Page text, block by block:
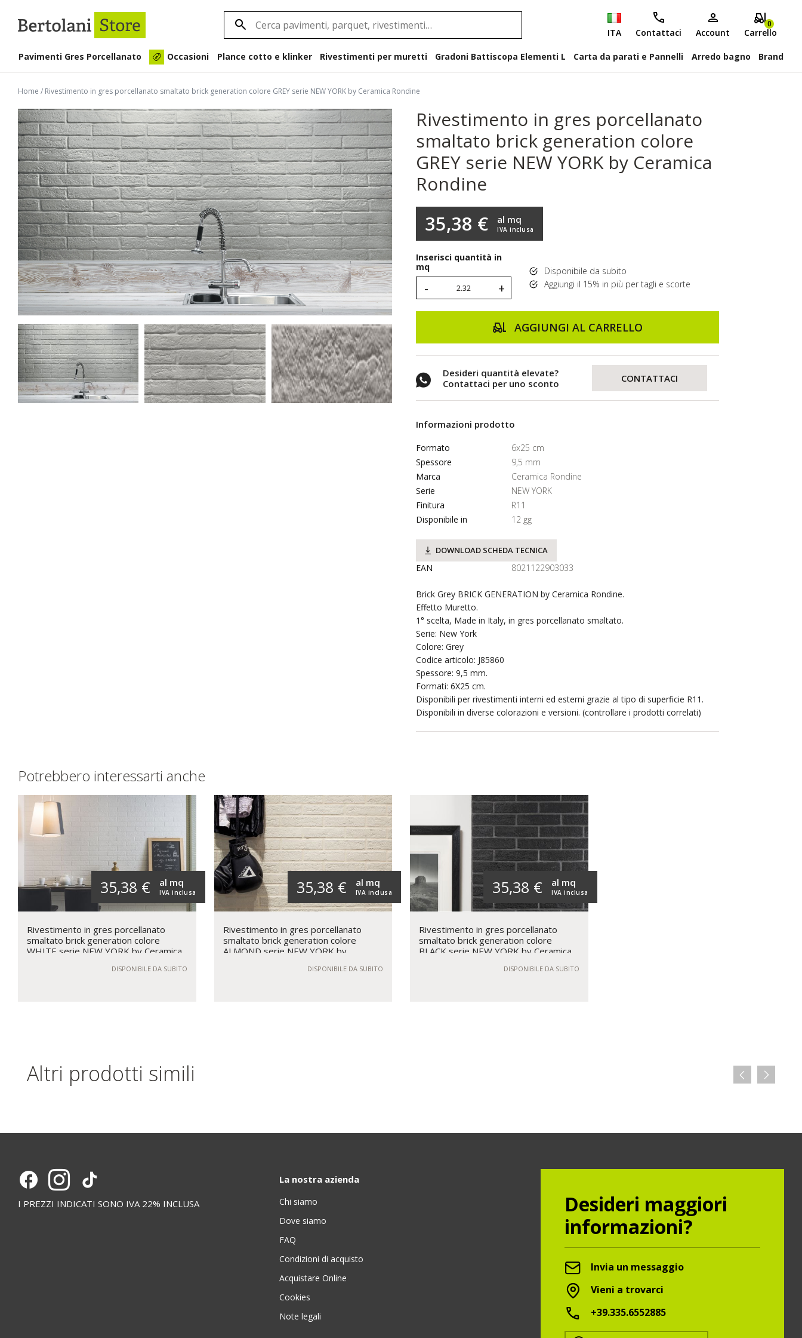
ITA Contattaci Account
0
Carrello
Pavimenti Gres Porcellanato Occasioni Plance cotto e klinker Rivestimenti per muretti Gradoni Battiscopa Elementi L Carta da parati e Pannelli Arredo bagno Brand
Home / Rivestimento in gres porcellanato smaltato brick generation colore GREY serie NEW YORK by Ceramica Rondine
Rivestimento in gres porcellanato
smaltato brick generation colore
GREY serie NEW YORK by Ceramica
Rondine
35,38 € IVA inclusa
al mq
Inserisci quantità in
mq
- +
Disponibile da subito
Aggiungi il 15% in più per tagli e scorte
AGGIUNGI AL CARRELLO
Desideri quantità elevate?
Contattaci per uno sconto
CONTATTACI
Informazioni prodotto
Formato
6x25 cm
Spessore
9,5 mm
Marca
Ceramica Rondine
Serie
NEW YORK
Finitura
R11
Disponibile in
12 gg
DOWNLOAD SCHEDA TECNICA
EAN 8021122903033
Brick Grey BRICK GENERATION by Ceramica Rondine.
Effetto Muretto.
1° scelta, Made in Italy, in gres porcellanato smaltato.
Serie: New York
Colore: Grey
Codice articolo: J85860
Spessore: 9,5 mm.
Formati: 6X25 cm.
Disponibili per rivestimenti interni ed esterni grazie al tipo di superficie R11.
Disponibili in diverse colorazioni e versioni. (controllare i prodotti correlati)
Potrebbero interessarti anche
35,38 € IVA inclusa
al mq
Rivestimento in gres porcellanato
smaltato brick generation colore
WHITE serie NEW YORK by Ceramica
DISPONIBILE DA SUBITO
35,38 € IVA inclusa
al mq
Rivestimento in gres porcellanato
smaltato brick generation colore
ALMOND serie NEW YORK by
DISPONIBILE DA SUBITO
35,38 € IVA inclusa
al mq
Rivestimento in gres porcellanato
smaltato brick generation colore
BLACK serie NEW YORK by Ceramica
DISPONIBILE DA SUBITO
Altri prodotti simili
I PREZZI INDICATI SONO IVA 22% INCLUSA
La nostra azienda
Chi siamo
Dove siamo
FAQ
Condizioni di acquisto
Acquistare Online
Cookies
Note legali
Desideri maggiori
informazioni?
Invia un messaggio
Vieni a trovarci
+39.335.6552885